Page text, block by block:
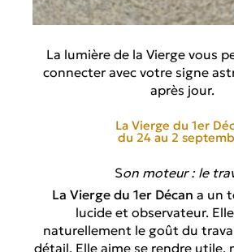
La lumière de la Vierge vous
connecter avec votre signe
après jour.
La Vierge du 1er
du 24 au 2
Son moteur : le
La Vierge du 1er Décan a un
lucide et observateur.
naturellement le goût du
détail. Elle aime se rendre utile,